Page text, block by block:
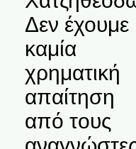
Δεν έχουμε
καμία
χρηματική
απαίτηση
από τους